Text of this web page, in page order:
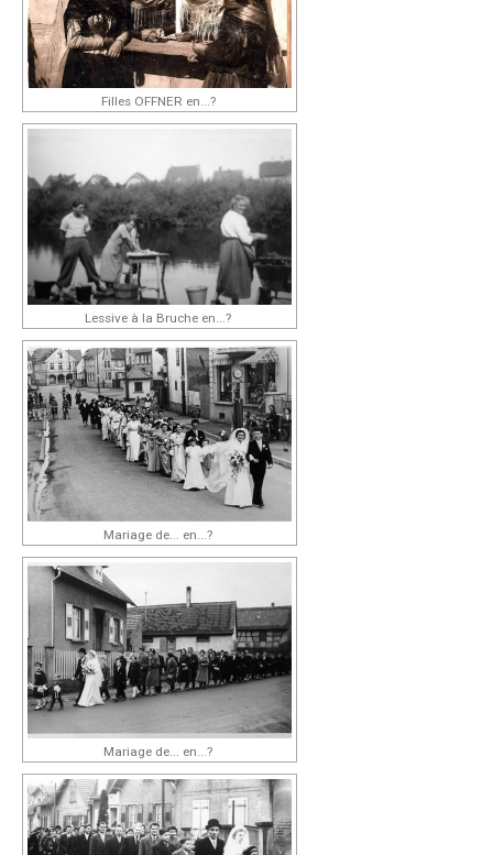
Filles OFFNER en...?
Lessive à la Bruche en...?
Mariage de... en...?
Mariage de... en...?